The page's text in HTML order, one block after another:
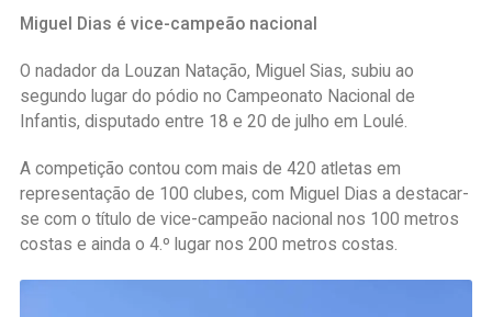
Miguel Dias é vice-campeão nacional
O nadador da Louzan Natação, Miguel Sias, subiu ao
segundo lugar do pódio no Campeonato Nacional de
Infantis, disputado entre 18 e 20 de julho em Loulé.
A competição contou com mais de 420 atletas em
representação de 100 clubes, com Miguel Dias a destacar-
se com o título de vice-campeão nacional nos 100 metros
costas e ainda o 4.º lugar nos 200 metros costas.